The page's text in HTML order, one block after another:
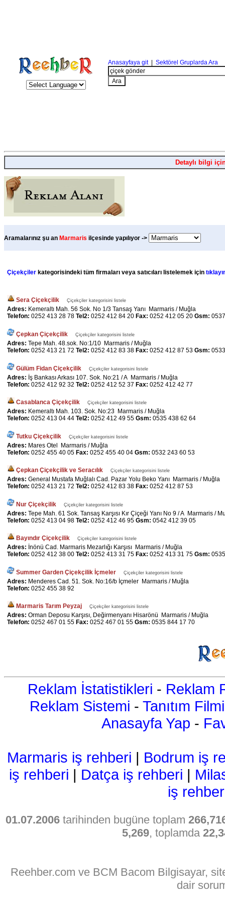
Anasayfaya git| Sektörel Gruplarda Ara
Detaylı bilgi
Aramalarınız şu an Marmaris ilçesinde yapılıyor ->
Çiçekçiler kategorisindeki tüm firmaları veya satıcıları listelemek için
Sera Çiçekçilik Çiçekçiler kategorisini listele
Adres: Kemeraltı Mah. 56 Sok. No 1/3 Tansaş Yanı Marmaris / Muğla
Telefon: 0252 413 28 78 Tel2: 0252 412 84 20 Fax: 0252 412 05 20 Gsm:
Çepkan Çiçekçilik Çiçekçiler kategorisini listele
Adres: Tepe Mah. 48.sok. No:1/10 Marmaris / Muğla
Telefon: 0252 413 21 72 Tel2: 0252 412 83 38 Fax: 0252 412 87 53 Gsm:
Gülüm Fidan Çiçekçilik Çiçekçiler kategorisini listele
Adres: İş Bankası Arkası 107. Sok. No:21 / A Marmaris / Muğla
Telefon: 0252 412 92 32 Tel2: 0252 412 52 37 Fax: 0252 412 42 77
Casablanca Çiçekçilik Çiçekçiler kategorisini listele
Adres: Kemeraltı Mah. 103. Sok. No:23 Marmaris / Muğla
Telefon: 0252 413 04 44 Tel2: 0252 412 49 55 Gsm: 0535 438 62 64
Tutku Çiçekçilik Çiçekçiler kategorisini listele
Adres: Mares Otel Marmaris / Muğla
Telefon: 0252 455 40 05 Fax: 0252 455 40 04 Gsm: 0532 243 60 53
Çepkan Çiçekçilik ve Seracılık Çiçekçiler kategorisini listele
Adres: General Mustafa Muğlalı Cad. Pazar Yolu Beko Yanı Marmaris / Muğla
Telefon: 0252 413 21 72 Tel2: 0252 412 83 38 Fax: 0252 412 87 53
Nur Çiçekçilik Çiçekçiler kategorisini listele
Adres: Tepe Mah. 61 Sok. Tansaş Karşısı Kır Çiçeği Yanı No 9 / A Marmaris /
Telefon: 0252 413 04 98 Tel2: 0252 412 46 95 Gsm: 0542 412 39 05
Bayındır Çiçekçilik Çiçekçiler kategorisini listele
Adres: İnönü Cad. Marmaris Mezarlığı Karşısı Marmaris / Muğla
Telefon: 0252 412 38 00 Tel2: 0252 413 31 75 Fax: 0252 413 31 75 Gsm:
Summer Garden Çiçekçilik İçmeler Çiçekçiler kategorisini listele
Adres: Menderes Cad. 51. Sok. No:16/b İçmeler Marmaris / Muğla
Telefon: 0252 455 38 92
Marmaris Tarım Peyzaj Çiçekçiler kategorisini listele
Adres: Orman Deposu Karşısı, Değirmenyanı Hisarönü Marmaris / Muğla
Telefon: 0252 467 01 55 Fax: 0252 467 01 55 Gsm: 0535 844 17 70
Reklam İstatistikleri - Reklam
Reklam Sistemi - Tanıtım Filmi
Anasayfa Yap -
Marmaris iş rehberi | Bodrum iş
iş rehberi | Datça iş rehberi |
iş
01.07.2006 tarihinden bugüne toplam
5,269, toplamda
Reehber.com ve BCM Bacom Bilgisayar,
dair